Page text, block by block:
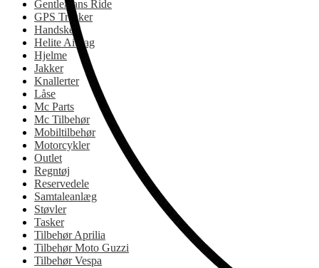
Gentlemans Ride
GPS Tracker
Handsker
Helite Airbag
Hjelme
Jakker
Knallerter
Låse
Mc Parts
Mc Tilbehør
Mobiltilbehør
Motorcykler
Outlet
Regntøj
Reservedele
Samtaleanlæg
Støvler
Tasker
Tilbehør Aprilia
Tilbehør Moto Guzzi
Tilbehør Vespa